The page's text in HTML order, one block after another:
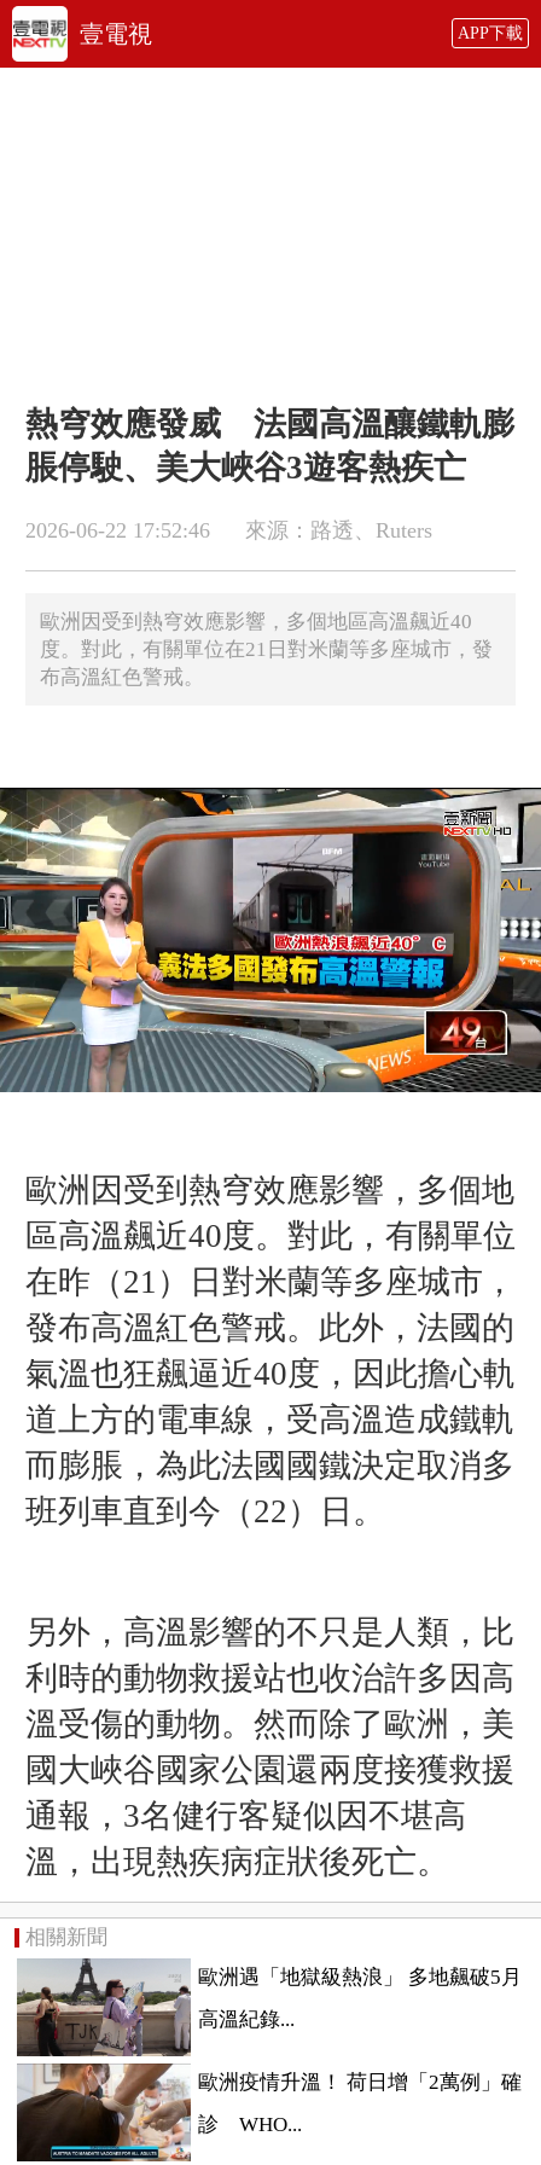
壹電視 APP下載
熱穹效應發威 法國高溫釀鐵軌膨
脹停駛、美大峽谷3遊客熱疾亡
2026-06-22 17:52:46 來源：路透、Ruters
歐洲因受到熱穹效應影響，多個地區高溫飆近40
度。對此，有關單位在21日對米蘭等多座城市，發
布高溫紅色警戒。
歐洲因受到 熱穹效應影響，多個地
區高溫飆近40度。對此，有關單位
在昨（21）日對米蘭等多座城市，
發布高溫紅色警戒。此外，法國的
氣溫也狂飆逼近40度，因此擔心軌
道上方的電車線，受高溫造成鐵軌
而膨脹，為此法國國鐵決定取消多
班列車直到今（22）日。
另外，高溫影響的不只是人類，比
利時的動物救援站也收治許多因高
溫受傷的動物。然而除了歐洲，美
國大峽谷國家公園還兩度接獲救援
通報， 3名健行客疑似因不堪高
溫， 出現熱疾病症狀後死亡。
相關新聞
歐洲遇「地獄級熱浪」 多地飆破5月
高溫紀錄...
歐洲疫情升溫！ 荷日增「2萬例」確
診 WHO...